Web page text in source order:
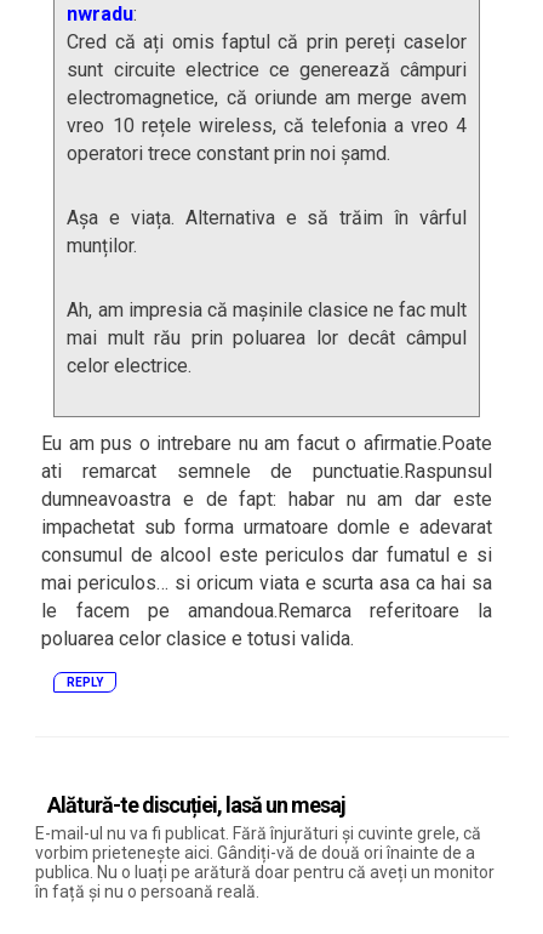
nwradu:
Cred că ați omis faptul că prin pereți caselor
sunt circuite electrice ce generează câmpuri
electromagnetice, că oriunde am merge avem
vreo 10 rețele wireless, că telefonia a vreo 4
operatori trece constant prin noi șamd.
Așa e viața. Alternativa e să trăim în vârful
munților.
Ah, am impresia că mașinile clasice ne fac mult
mai mult rău prin poluarea lor decât câmpul
celor electrice.
Eu am pus o intrebare nu am facut o afirmatie.Poate
ati remarcat semnele de punctuatie.Raspunsul
dumneavoastra e de fapt: habar nu am dar este
impachetat sub forma urmatoare domle e adevarat
consumul de alcool este periculos dar fumatul e si
mai periculos… si oricum viata e scurta asa ca hai sa
le facem pe amandoua.Remarca referitoare la
poluarea celor clasice e totusi valida.
REPLY
Alătură-te discuției, lasă un mesaj
E-mail-ul nu va fi publicat. Fără înjurături și cuvinte grele, că
vorbim prietenește aici. Gândiți-vă de două ori înainte de a
publica. Nu o luați pe arătură doar pentru că aveți un monitor
în față și nu o persoană reală.